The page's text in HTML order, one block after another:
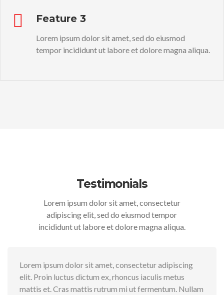
Feature 3
Lorem ipsum dolor sit amet, sed do eiusmod
tempor incididunt ut labore et dolore magna aliqua.
Testimonials
Lorem ipsum dolor sit amet, consectetur
adipiscing elit, sed do eiusmod tempor
incididunt ut labore et dolore magna aliqua.
Lorem ipsum dolor sit amet, consectetur adipiscing
elit. Proin luctus dictum ex, rhoncus iaculis metus
mattis et. Cras mattis rutrum mi ut fermentum. Nullam